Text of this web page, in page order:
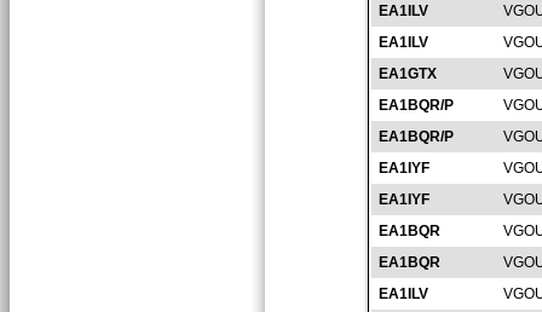
EA1ILV
EA1ILV
EA1GTX
EA1BQR/P
EA1BQR/P
EA1IYF
EA1IYF
EA1BQR
EA1BQR
EA1ILV